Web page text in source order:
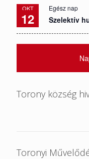
OKT
12
Egész nap
Szelektív
Torony község
Toronyi